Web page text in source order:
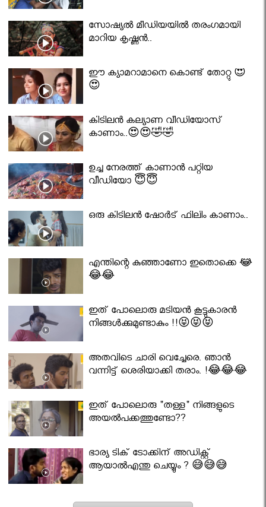
സോഷ്യൽ മീഡിയയിൽ തരംഗമായി
മാറിയ കൃഷ്ണൻ..
ഈ ക്യാമറാമാനെ കൊണ്ട് തോറ്റു 😍
😍
കിടിലൻ കല്യാണ വീഡിയോസ്
കാണാം..😍😍🤣🤣
ഉച്ച നേരത്ത് കാണാൻ പറ്റിയ
വീഡിയോ 😇😇
ഒരു കിടിലൻ ഷോർട് ഫിലിം കാണാം..
എന്തിന്റെ കുഞ്ഞാണോ ഇതൊക്കെ 😂
😂😂
ഇത് പോലൊരു മടിയൻ കൂട്ടുകാരൻ
നിങ്ങൾക്കുമുണ്ടാകും !!😝😝😝
അതവിടെ ചാരി വെച്ചേരെ. ഞാൻ
വന്നിട്ട് ശെരിയാക്കി തരാം. !😂😂😂
ഇത് പോലൊരു "തള്ള" നിങ്ങളുടെ
അയല്‍പക്കത്തുണ്ടോ??
ഭാര്യ ടിക് ടോക്കിന് അഡിക്റ്റ്
ആയാൽഎന്തു ചെയ്യും ? 😅😅😅